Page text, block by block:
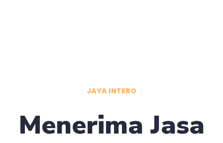
JAYA INTERO
Menerima Jasa